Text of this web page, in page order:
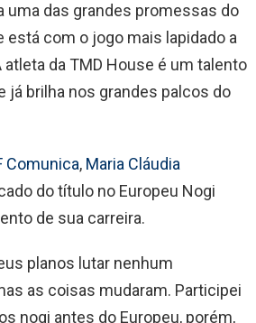
uma das grandes promessas do
com o jogo mais lapidado a
da TMD House é um talento
já brilha nos grandes palcos do
Comunica, Maria Cláudia
do título no Europeu Nogi
de sua carreira.
planos lutar nenhum
as coisas mudaram. Participei
nogi antes do Europeu, porém,